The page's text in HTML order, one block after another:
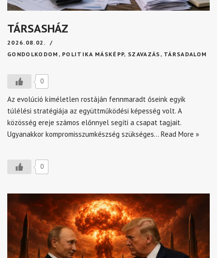
TÁRSASHÁZ
2026.08.02.
GONDOLKODOM , POLITIKA MÁSKÉPP, SZAVAZÁS , TÁRSADALOM
0
Az evolúció kíméletlen rostáján fennmaradt őseink egyik
túlélési stratégiája az együttműködési képesség volt. A
közösség ereje számos előnnyel segíti a csapat tagjait.
Ugyanakkor kompromisszumkészség szükséges… Read More »
0